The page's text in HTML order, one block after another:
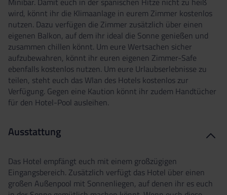
wird, könnt ihr die Klimaanlage in eurem Zimmer kostenlos
nutzen. Dazu verfügen die Zimmer zusätzlich über einen
eigenen Balkon, auf dem ihr ideal die Sonne genießen und
zusammen chillen könnt. Um eure Wertsachen sicher
aufzubewahren, könnt ihr euren eigenen Zimmer-Safe
ebenfalls kostenlos nutzen. Um eure Urlaubserlebnisse zu
teilen, steht euch das Wlan des Hotels kostenlos zur
Verfügung. Gegen eine Kaution könnt ihr zudem Handtücher
für den Hotel-Pool ausleihen.
Ausstattung
Das Hotel empfängt euch mit einem großzügigen
Eingangsbereich. Zusätzlich verfügt das Hotel über einen
großen Außenpool mit Sonnenliegen, auf denen ihr es euch